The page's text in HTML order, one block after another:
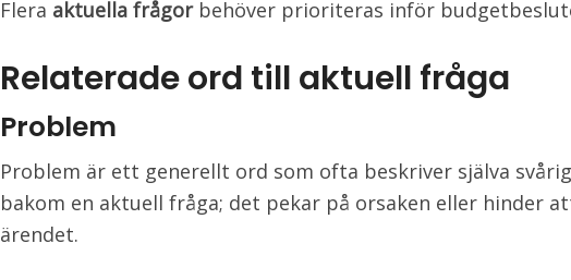
Flera aktuella frågorbehöver prioriteras inför
Relaterade ord till aktuell fråga
Problem
Problem är ett generellt ord som ofta beskriver själva
bakom en aktuell fråga; det pekar på orsaken eller hinder
ärendet.